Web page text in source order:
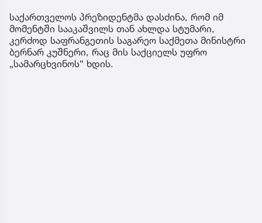
საქართველოს პრეზიდენტმა დასძინა, რომ იმ
მომენტში სააკაშვილს თან ახლდა სტუმარი,
კერძოდ საფრანგეთის საგარეო საქმეთა მინისტრი
ბერნარ კუშნერი, რაც მის საქციელს უფრო
„სამარცხვინოს“ ხდის.